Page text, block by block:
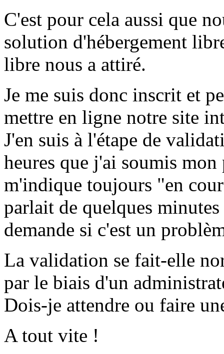
C'est pour cela aussi que
solution d'hébergement
libre nous a attiré.
Je me suis donc inscrit et
mettre en ligne notre site
J'en suis à l'étape de
heures que j'ai soumis
m'indique toujours "en
parlait de quelques
demande si c'est un
La validation se fait-elle
par le biais d'un
Dois-je attendre ou faire
A tout vite !